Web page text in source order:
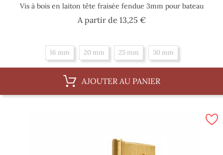
Vis à bois en laiton tête fraisée fendue 3mm pour bateau
A partir de 13,25 €Prix
16 mm 20 mm 25 mm 30 mm
AJOUTER AU PANIER